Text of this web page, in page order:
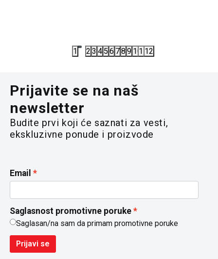
1 2 3 4 5 6 78 9 101112
Prijavite se na naš
newsletter
Budite prvi koji će saznati za vesti,
ekskluzivne ponude i proizvode
Email
Saglasnost promotivne poruke
Saglasan/na sam da primam promotivne poruke
Prijavi se